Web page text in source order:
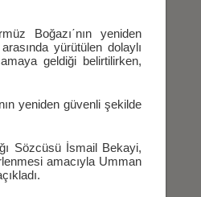
Boğazı΄nın yeniden
yürütülen dolaylı
geldiği belirtilirken,
yeniden güvenli şekilde
Sözcüsü İsmail Bekayi,
amacıyla Umman